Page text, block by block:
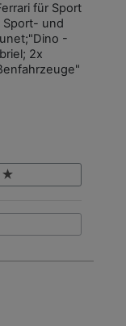
für Sport
Sport- und
-
2x